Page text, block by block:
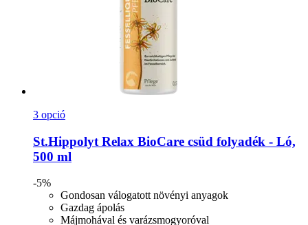
3 opció
St.Hippolyt Relax BioCare csüd folyadék -​ Ló,
500 ml
-5%
Gondosan válogatott növényi anyagok
Gazdag ápolás
Májmohával és varázsmogyoróval